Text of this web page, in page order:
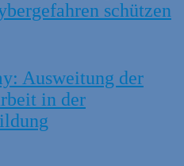
schützen
Ausweitung der
in der